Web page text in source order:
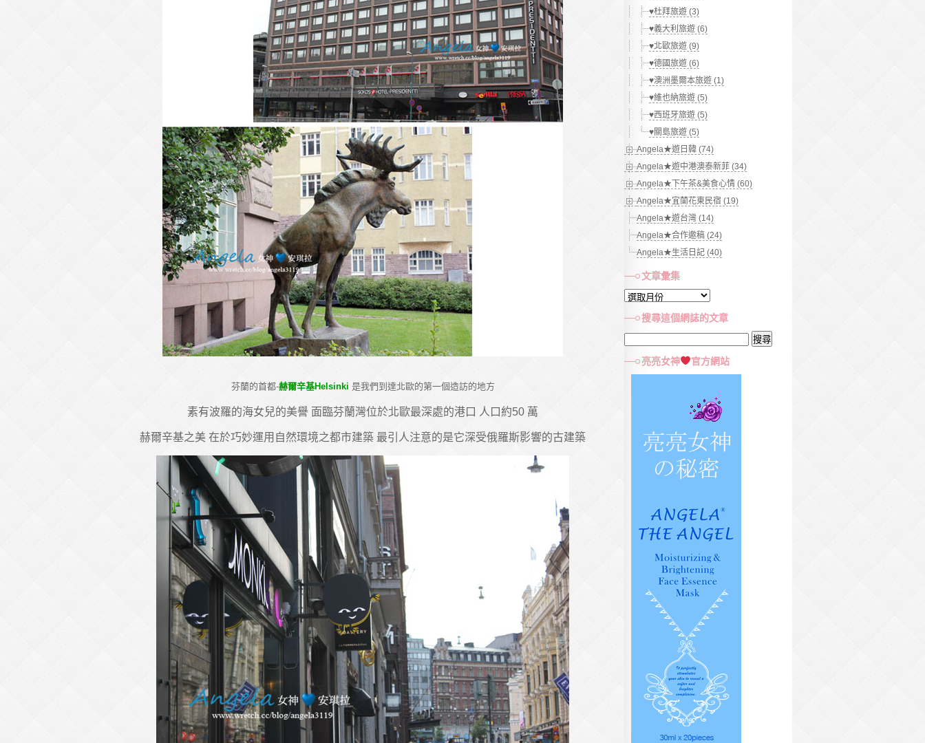
芬蘭的首都-赫爾辛基Helsinki 是我們到達北歐的第一個造訪的地方
素有波羅的海女兒的美譽 面臨芬蘭灣位於北歐最深處的港口 人口約50 萬
赫爾辛基之美 在於巧妙運用自然環境之都市建築 最引人注意的是它深受俄羅斯影響的古建築
♥杜拜旅遊 (3)
♥義大利旅遊 (6)
♥北歐旅遊 (9)
♥德國旅遊 (6)
♥澳洲墨爾本旅遊 (1)
♥維也納旅遊 (5)
♥西班牙旅遊 (5)
♥關島旅遊 (5)
Angela★遊日韓 (74)
Angela★遊中港澳泰新菲 (34)
Angela★下午茶&美食心情 (60)
Angela★宜蘭花東民宿 (19)
Angela★遊台灣 (14)
Angela★合作邀稿 (24)
Angela★生活日記 (40)
文章彙集
文
彙
集
搜尋這個網誌的文章
關
亮亮女神 官方網站